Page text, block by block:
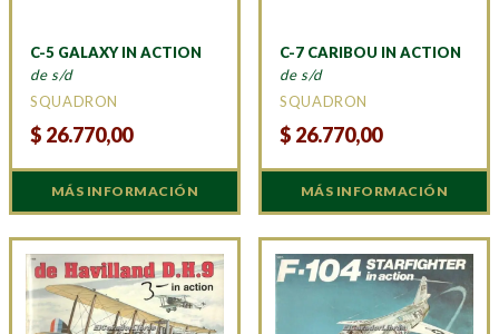
C-5 GALAXY IN ACTION
de s/d
SQUADRON
$ 26.770,00
MÁS INFORMACIÓN
C-7 CARIBOU IN ACTION
de s/d
SQUADRON
$ 26.770,00
MÁS INFORMACIÓN